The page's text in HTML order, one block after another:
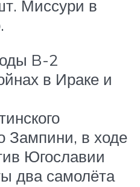
Миссури в
B-2
в Ираке и
Зампини, в ходе
Югославии
два самолёта